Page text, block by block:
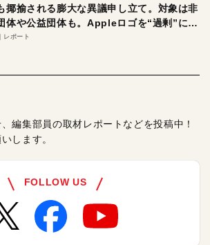
揶揄される膨大な異議申し立て。対象は非
体や公益団体も。Appleロゴを“過剰”に守
とは
レポート
編集部員の取材レポートなどを投稿中！
します。
FOLLOW US